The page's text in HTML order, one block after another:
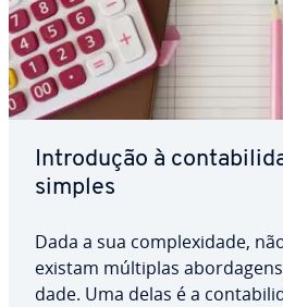
In­tro­du­ção à
simples
Dada a sua com­ple­xi­dade,
existam múltiplas
dade. Uma delas é a